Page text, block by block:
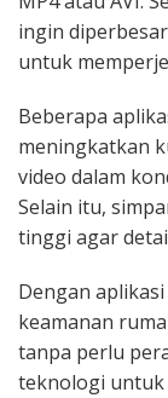
ingin
untuk
Beberapa
meningkatkan
video dalam
Selain itu,
tinggi agar
Dengan
keamanan
tanpa perlu
teknologi untuk